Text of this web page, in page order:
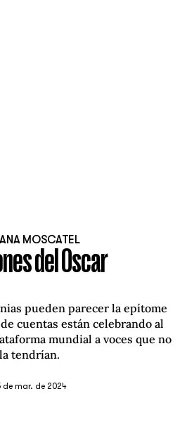
MOSCATEL
del Oscar
pueden parecer la epítome
cuentas están celebrando al
mundial a voces que no
la tendrían.
de mar. de 2024